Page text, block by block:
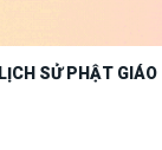
LỊCH SỬ PHẬT GIÁO